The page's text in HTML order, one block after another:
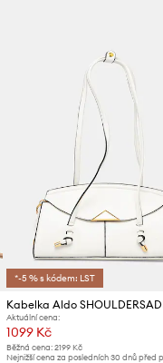
*-5 % s kódem: LST
Kabelka Aldo
Aktuální cena:
1099 Kč
Běžná cena:2199 Kč
Nejnižší cena za posledních 30 dnů před